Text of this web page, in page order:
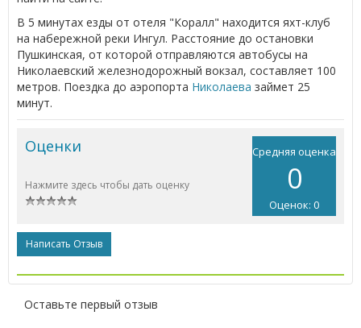
В 5 минутах езды от отеля "Коралл" находится яхт-клуб
на набережной реки Ингул. Расстояние до остановки
Пушкинская, от которой отправляются автобусы на
Николаевский железнодорожный вокзал, составляет 100
метров. Поездка до аэропорта Николаева займет 25
минут.
Средняя оценка
0
Оценок: 0
Оценки
Нажмите здесь чтобы дать оценку
Написать Отзыв
Оставьте первый отзыв